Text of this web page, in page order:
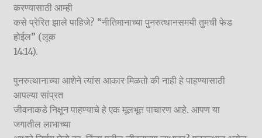
करण्यासाठी आम्ही
कसे प्रेरित झाले पाहिजे? “नीतिमानाच्या पुनरुत्थानसमयी तुमची फेड
होईल” (लूक
14:14).
पुनरुत्थानाच्या आशेने त्यांस आकार मिळतो की नाही हे पाहण्यासाठी
आपल्या सांप्रत
जीवनाकडे निक्षून पाहण्याचे हे एक मूलभूत पाचारण आहे. आपण या
जगातील लाभाच्या